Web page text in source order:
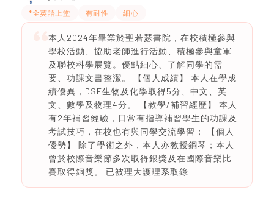
*全英語上堂 有耐性 細心
本人2024年畢業於聖若瑟書院，在校積極參與
學校活動、協助老師進行活動、積極參與童軍
及聯校科學展覽。優點細心、了解同學的需
要、功課文書整潔。 【個人成績】 本人在學成
績優異，DSE生物及化學取得5分、中文、英
文、數學及物理4分。 【教學/補習經歷】 本人
有2年補習經驗，日常有指導補習學生的功課及
考試技巧，在校也有與同學交流學習； 【個人
優勢】 除了學術之外，本人亦教授鋼琴；本人
曾於校際音樂節多次取得銀獎及在國際音樂比
賽取得銅獎。 已被理大護理系取錄